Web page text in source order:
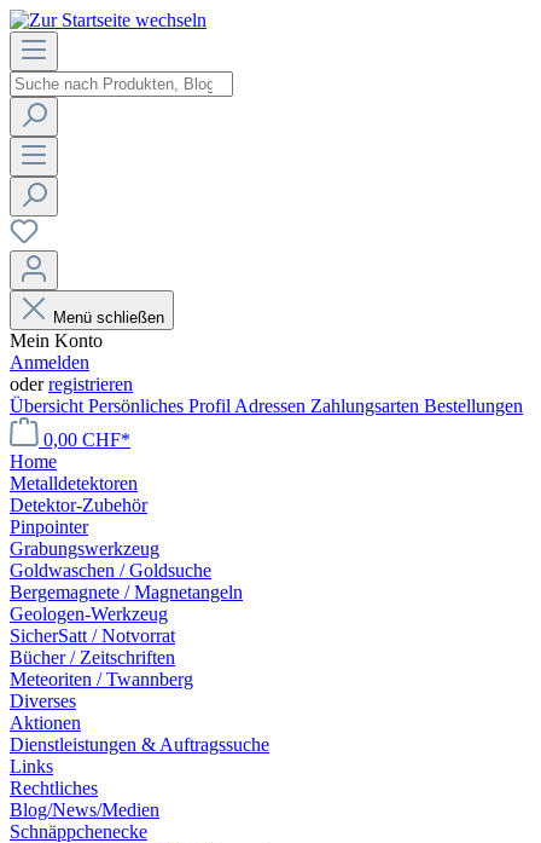
Menü schließen
Mein Konto
Anmelden
oderregistrieren
Übersicht Persönliches Profil Adressen Zahlungsarten Bestellungen
0,00 CHF*
Home
Metalldetektoren
Detektor-Zubehör
Pinpointer
Grabungswerkzeug
Goldwaschen / Goldsuche
Bergemagnete / Magnetangeln
Geologen-Werkzeug
SicherSatt / Notvorrat
Bücher / Zeitschriften
Meteoriten / Twannberg
Diverses
Aktionen
Dienstleistungen & Auftragssuche
Links
Rechtliches
Blog/News/Medien
Schnäppchenecke